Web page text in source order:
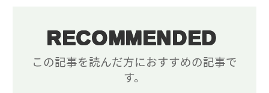
RECOMMENDED
この記事を読んだ方におすすめの記事で
す。